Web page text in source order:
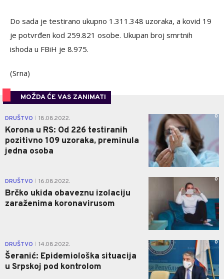
Do sada je testirano ukupno 1.311.348 uzoraka, a kovid 19
je potvrđen kod 259.821 osobe. Ukupan broj smrtnih
ishoda u FBiH je 8.975.
(Srna)
MOŽDA ĆE VAS ZANIMATI
DRUŠTVO 18.08.2022.
Korona u RS: Od 226 testiranih
pozitivno 109 uzoraka, preminula
jedna osoba
0
DRUŠTVO 16.08.2022.
Brčko ukida obaveznu izolaciju
zaraženima koronavirusom
0
DRUŠTVO 14.08.2022.
Šeranić: Epidemiološka situacija
u Srpskoj pod kontrolom
0